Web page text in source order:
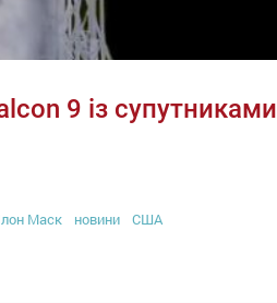
9 із супутниками
Маск новини США